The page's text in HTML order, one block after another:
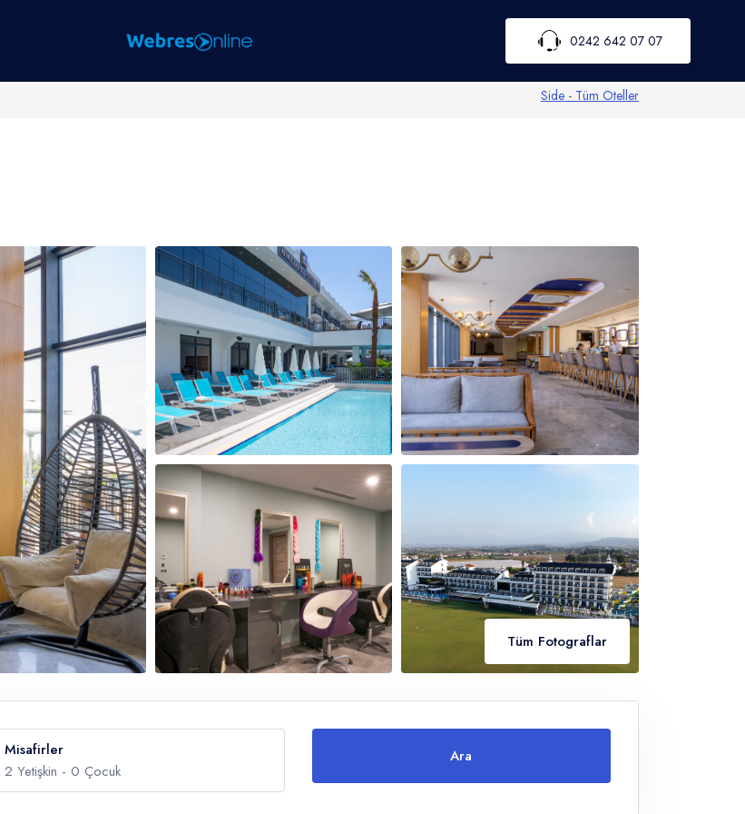
Keşfet
0242 642 07 07
Side - Tüm Oteller
Tüm Fotograflar
Misafirler
2 Yetişkin -0 Çocuk
Ara